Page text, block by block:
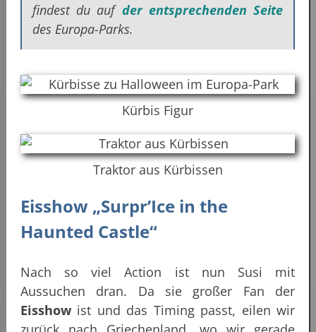
findest du auf der entsprechenden Seite
des Europa-Parks.
Kürbis Figur
Traktor aus Kürbissen
Eisshow „Surpr’Ice in the
Haunted Castle“
Nach so viel Action ist nun Susi mit
Aussuchen dran. Da sie großer Fan der
Eisshow ist und das Timing passt, eilen wir